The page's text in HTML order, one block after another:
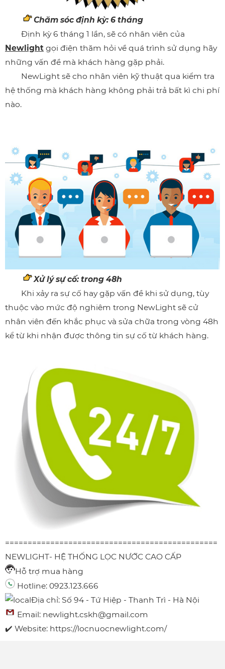
Chăm sóc định kỳ: 6 tháng
Định kỳ 6 tháng 1 lần, sẽ có nhân viên của
Newlight gọi điện thăm hỏi về quá trình sử dụng hãy
những vấn đề mà khách hàng gặp phải.
NewLight sẽ cho nhân viên kỹ thuật qua kiểm tra
hệ thống mà khách hàng không phải trả bất kì chi phí
nào.
Xử lý sự cố: trong 48h
Khi xảy ra sự cố hay gặp vấn đề khi sử dụng, tùy
thuộc vào mức độ nghiêm trong NewLight sẽ cử
nhân viên đến khắc phục và sửa chữa trong vòng 48h
kể từ khi nhận được thông tin sự cố từ khách hàng.
===============================================
NEWLIGHT- HỆ THỐNG LỌC NƯỚC CAO CẤP
Hỗ trợ mua hàng
Hotline: 0923.123.666
Địa chỉ: Số 94 - Tứ Hiệp - Thanh Trì - Hà Nội
Email: newlight.cskh@gmail.com
✔️ Website: https://locnuocnewlight.com/